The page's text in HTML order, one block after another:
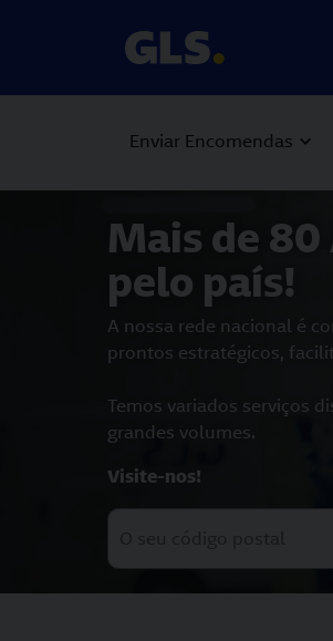
Enviar Encomendas
Mais de 80
pelo país!
A nossa rede nacional é
prontos estratégicos,
Temos variados serviços
grandes volumes.
Visite-nos!